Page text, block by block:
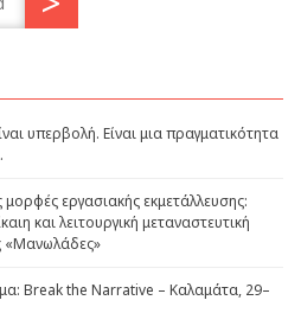
υπερβολή. Είναι μια πραγματικότητα
εργασιακής εκμετάλλευσης:
και λειτουργική μεταναστευτική
«Μανωλάδες»
Break the Narrative – Καλαμάτα, 29–